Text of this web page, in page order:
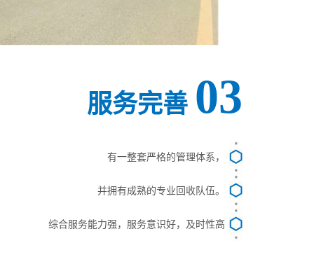
服务完善 03
有一整套严格的管理体系，
并拥有成熟的专业回收队伍。
综合服务能力强，服务意识好，及时性高